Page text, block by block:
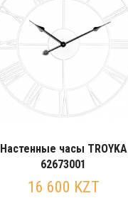
Настенные часы TROYKA
62673001
16 600 KZT